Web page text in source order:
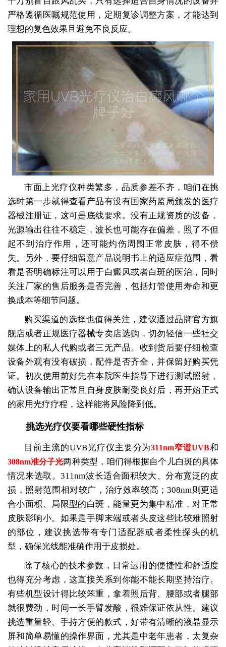
严格遵循医嘱规范使用，定期复诊调整方案，才能达到
理想的复色效果且避免不良反应。
市面上光疗仪种类繁多，品质参差不齐，咱们在挑
选时第一步就得查看产品有没有国家药监局颁发的医疗
器械注册证，这可是底线要求。没有正规资质的设备，
光源输出往往不稳定，波长也可能存在偏差，照了不但
起不到治疗作用，还可能灼伤周围正常皮肤，得不偿
失。另外，要仔细留意产品说明书上的适应症范围，看
看是否明确标注可以用于白癜风或者白斑的医治，同时
关注厂家的售后服务是否完善，包括灯管使用寿命和更
换成本等细节问题。
购买渠道的选择也值得关注，建议通过品牌官方旗
舰店或者正规医疗器械专卖店选购，切勿轻信一些社交
媒体上的私人代购或者三无产品。收到货后要仔细检查
设备外观有没有破损，配件是否齐全，并保留好购买凭
证。初次使用前好先在本院医生指导下进行测试照射，
确认设备输出正常且自身皮肤耐受良好后，再开始正式
的家用光疗疗程，这样能将风险降到低。
挑选光疗仪要看哪些硬性指标
目前主流的UVB光疗仪主要分为311nm窄谱UVB和
308nm准分子光两种类型，咱们得根据自个儿白斑的具体
情况来选取。311nm波长适合面积较大、分布宽泛的皮
损，照射范围相对较广，治疗效率较高；308nm则更适
合小面积、局限型的白斑，能量更为集中精准，对正常
皮肤影响小。如果是手脚末端或者头皮这些比较难照射
的部位，建议挑选带有专门适配器或者柔性探头的机
型，确保光线能准确作用于皮损处。
除了核心的技术参数，日常运用的便捷性和舒适度
也得充分考虑，这直接关系到你能不能长期坚持治疗。
有些机型设计得比较笨重，拿着照后背、腰部或者腿部
就很费劲，时间一长手臂发酸，很难保证依从性。建议
挑选重量轻、手持方便的款式，好带有清晰的液晶显示
屏和简单易懂的操作界面，尤其是中老年患者，太复杂